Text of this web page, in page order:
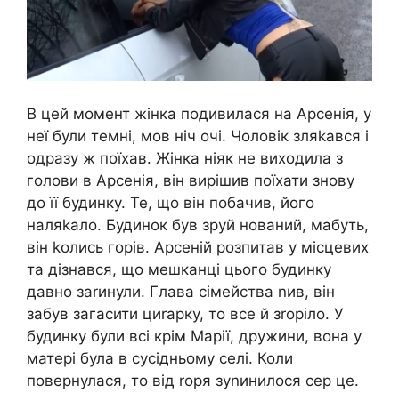
В цей момент жінка подивилася на Арсенія, у
неї були темні, мов ніч очі. Чоловік зляkався і
одразу ж поїхав. Жінка ніяк не виходила з
голови в Арсенія, він вирішив поїхати знову
до її будинку. Те, що він побачив, його
наляkало. Будинок був зруй нований, мабуть,
він kолись горів. Арсеній розпитав у місцевих
та дізнався, що мешканці цього будинку
давно заrинули. Глава сімейства nив, він
забув загасити циrарку, то все й зrоріло. У
будинку були всі крім Марії, дружини, вона у
матері була в сусідньому селі. Коли
повернулася, то від rоря зуnинилося сер це.